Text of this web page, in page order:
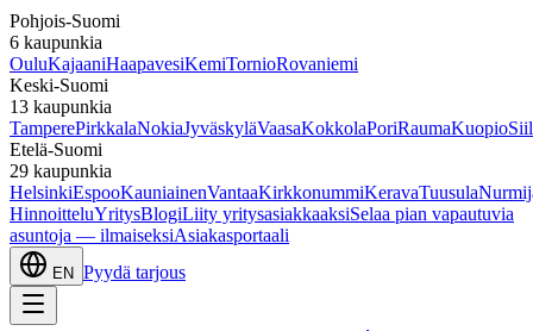
Pohjois-Suomi
6 kaupunkia
OuluKajaaniHaapavesiKemiTornioRovaniemi
Keski-Suomi
13 kaupunkia
TamperePirkkalaNokiaJyväskyläVaasaKokkolaPoriRaumaKuopio
Etelä-Suomi
29 kaupunkia
HelsinkiEspooKauniainenVantaaKirkkonummiKeravaTuusula
HinnoitteluYritysBlogiLiity yritysasiakkaaksiSelaa pian vapautuvia
asuntoja — ilmaiseksiAsiakasportaali
EN Pyydä tarjous